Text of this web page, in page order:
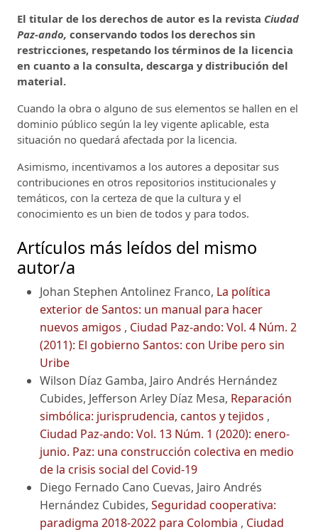
El titular de los derechos de autor es la revista Ciudad
Paz-ando, conservando todos los derechos sin
restricciones, respetando los términos de la licencia
en cuanto a la consulta, descarga y distribución del
material.
Cuando la obra o alguno de sus elementos se hallen en el
dominio público según la ley vigente aplicable, esta
situación no quedará afectada por la licencia.
Asimismo, incentivamos a los autores a depositar sus
contribuciones en otros repositorios institucionales y
temáticos, con la certeza de que la cultura y el
conocimiento es un bien de todos y para todos.
Artículos más leídos del mismo
autor/a
Johan Stephen Antolinez Franco, La política
exterior de Santos: un manual para hacer
nuevos amigos , Ciudad Paz-ando: Vol. 4 Núm. 2
(2011): El gobierno Santos: con Uribe pero sin
Uribe
Wilson Díaz Gamba, Jairo Andrés Hernández
Cubides, Jefferson Arley Díaz Mesa, Reparación
simbólica: jurisprudencia, cantos y tejidos ,
Ciudad Paz-ando: Vol. 13 Núm. 1 (2020): enero-
junio. Paz: una construcción colectiva en medio
de la crisis social del Covid-19
Diego Fernado Cano Cuevas, Jairo Andrés
Hernández Cubides, Seguridad cooperativa:
paradigma 2018-2022 para Colombia , Ciudad